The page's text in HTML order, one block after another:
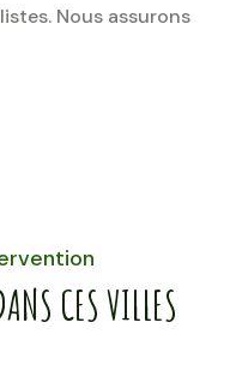
Nous assurons
CES VILLES